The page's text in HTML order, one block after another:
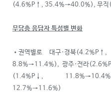
(4.6%P↑, 35.4%→40.0%), 무
무당층 응답자 특성별 변화
•권역별로 대구·경북
8.8%→11.4%), 광주·전라
(1.4%P↓,
12.7%→11.6%)